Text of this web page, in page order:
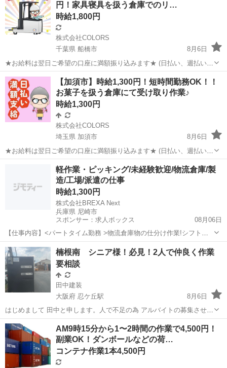
理用・検査機器を使...円！家具寝具を扱う倉庫でのリ…
時給1,800円
株式会社COLORS
千葉県 船橋市
8月6日
★お給料は翌日ご希望の口座に満額振り込みます★ (日払い、週払い、
月払い選択可能) ◆お仕事内容 家具や寝具(5～30㎏程度)を扱う倉庫に
て、リーチフォークでの ①ピッキング、入出荷作業 ②隣の棟にパレッ
トを移...
千葉 船橋市 倉庫 時給
【加須市】時給1,300円！短時間勤務OK！！
お菓子を扱う倉庫にて受け取り作業♪
時給1,300円
株式会社COLORS
埼玉県 加須市
8月6日
★お給料は翌日ご希望の口座に満額振り込みます★ (日払い、週払い、
月払い選択可能) ◆お仕事内容 お菓子の工場にて コンベアから流れて
くる製品の受け取り作業 ◇高時給♪ ◇物が軽いので体への負担ありま
加須市 倉庫 時給
軽作業・ピッキング/未経験歓迎/物流倉庫/製
造/工場/派遣の仕事
時給1,300円
株式会社BREXA Next
兵庫県 尼崎市
スポンサー：求人ボックス
08月06日
【仕事内容】<パートタイム勤務 >物流倉庫物の仕分け作業!シフト制
勤務時間など柔軟に対応できます 20～40代の男女活躍中!正社員登用
あり!残業少なめ!<兵庫県尼崎市> 物流倉庫物の仕分け作業 ・物流倉庫
に集められた荷物の開梱作...
アルバイト・パート
楠根南 シニア様！必見！2人で仲良く作業
要相談
田中建装
大阪府 忍ケ丘駅
8月6日
はじめまして 田中と申します。人で不足の為 アルバイトの募集させて
頂きます。 ガッツリとは働きたく無いけど暇だしパチンコ行くくらい
なら なんかしよーかなあー て方いてませんかあ？ 仕事内容は 倉
庫内片付け 外壁工事の必要...
大阪 忍ケ丘駅 シニア
AM9時15分から1〜2時間の作業で4,500円！
副業OK！ダンボールなどの荷…
コンテナ作業1本4,500円